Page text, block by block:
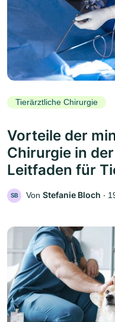
Tierärztliche Chirurgie
Vorteile der
Chirurgie in
Leitfaden für
SB Von Stefanie Bloch ‧